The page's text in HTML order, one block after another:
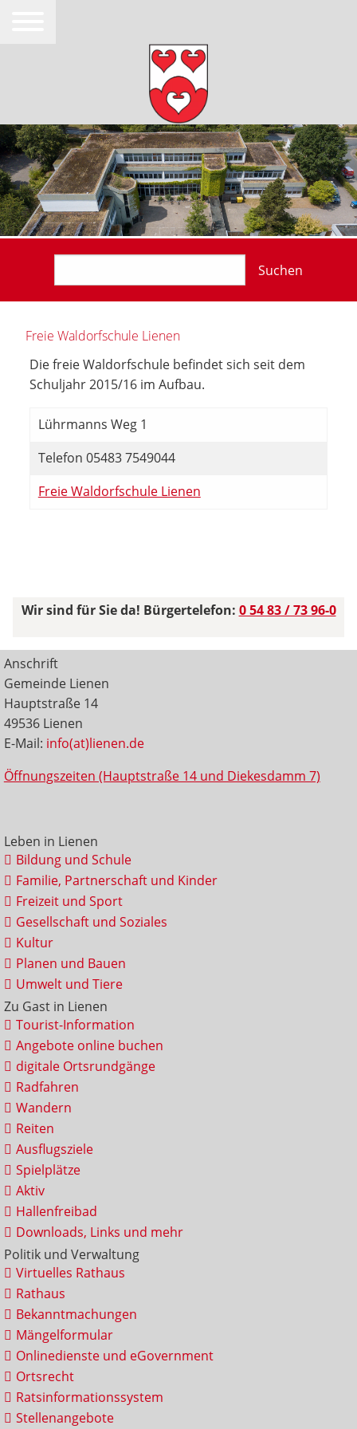
Suchen
Freie Waldorfschule Lienen
Die freie Waldorfschule befindet sich seit dem
Schuljahr 2015/16 im Aufbau.
Lührmanns Weg 1
Telefon 05483 7549044
Freie Waldorfschule Lienen
Wir sind für Sie da! Bürgertelefon: 0 54 83 / 73 96-0
Anschrift
Gemeinde Lienen
Hauptstraße 14
49536 Lienen
E-Mail: info(at)lienen.de
Öffnungszeiten (Hauptstraße 14 und Diekesdamm 7)
Leben in Lienen
Bildung und Schule
Familie, Partnerschaft und Kinder
Freizeit und Sport
Gesellschaft und Soziales
Kultur
Planen und Bauen
Umwelt und Tiere
Zu Gast in Lienen
Tourist-Information
Angebote online buchen
digitale Ortsrundgänge
Radfahren
Wandern
Reiten
Ausflugsziele
Spielplätze
Aktiv
Hallenfreibad
Downloads, Links und mehr
Politik und Verwaltung
Virtuelles Rathaus
Rathaus
Bekanntmachungen
Mängelformular
Onlinedienste und eGovernment
Ortsrecht
Ratsinformationssystem
Stellenangebote